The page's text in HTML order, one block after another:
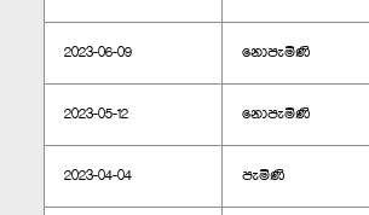
2023-06-09 නොපැමිණි
2023-05-12 නොපැමිණි
2023-04-04 පැමිණි